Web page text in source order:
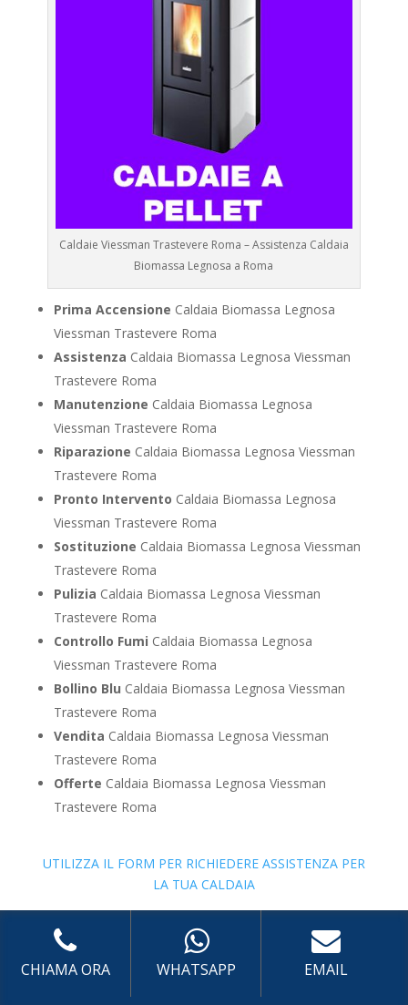
Caldaie Viessman Trastevere Roma – Assistenza Caldaia
Biomassa Legnosa a Roma
Prima Accensione Caldaia Biomassa Legnosa
Viessman Trastevere Roma
Assistenza Caldaia Biomassa Legnosa Viessman
Trastevere Roma
Manutenzione Caldaia Biomassa Legnosa
Viessman Trastevere Roma
Riparazione Caldaia Biomassa Legnosa Viessman
Trastevere Roma
Pronto Intervento Caldaia Biomassa Legnosa
Viessman Trastevere Roma
Sostituzione Caldaia Biomassa Legnosa Viessman
Trastevere Roma
Pulizia Caldaia Biomassa Legnosa Viessman
Trastevere Roma
Controllo Fumi Caldaia Biomassa Legnosa
Viessman Trastevere Roma
Bollino Blu Caldaia Biomassa Legnosa Viessman
Trastevere Roma
Vendita Caldaia Biomassa Legnosa Viessman
Trastevere Roma
Offerte Caldaia Biomassa Legnosa Viessman
Trastevere Roma
UTILIZZA IL FORM PER RICHIEDERE ASSISTENZA PER
LA TUA CALDAIA
Assistenza Caldaia Zeolite
CHIAMA ORA WHATSAPP EMAIL